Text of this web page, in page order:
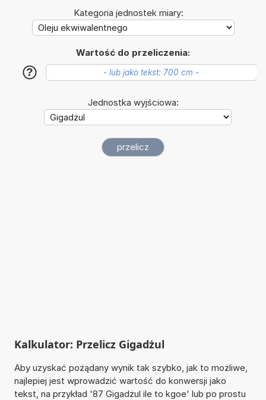
Kategoria jednostek miary:
Wartość do przeliczenia:
?
Jednostka wyjściowa:
Kalkulator: Przelicz Gigadżul
Aby uzyskać pożądany wynik tak szybko, jak to możliwe,
najlepiej jest wprowadzić wartość do konwersji jako
tekst, na przykład '87 Gigadżul ile to kgoe' lub po prostu